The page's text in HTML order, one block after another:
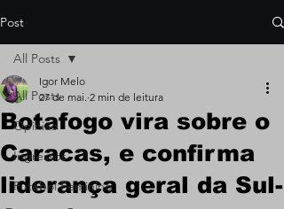
Post
All Posts
Opinião
Ingressos
Futebol Feminino
All Posts
Botafogo vira sobre o
Caracas, e confirma
liderança geral da Sul-
Igor Melo
27 de mai. 2 min de leitura